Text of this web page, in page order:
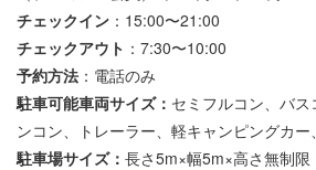
チェックイン ：15:00〜21:00
チェックアウト ：7:30〜10:00
予約方法 ：電話のみ
駐車可能車両サイズ： セミフルコン、バ
ンコン、トレーラー、軽キャンピングカー
駐車場サイズ： 長さ5m×幅5m×高さ無制限